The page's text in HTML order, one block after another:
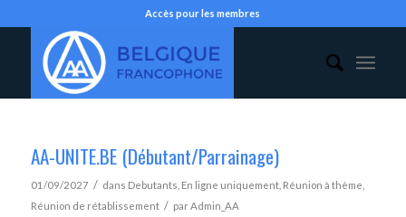
Accès pour les membres
AA-UNITE.BE (Débutant/Parrainage)
01/09/2027 / dans Debutants En ligne uniquement, Réunion à thème
Réunion de rétablissement / parAdmin_AA